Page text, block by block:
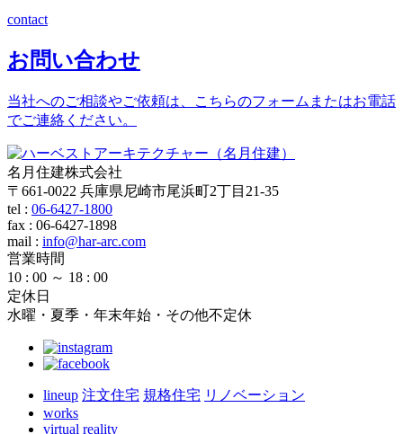
contact
お問い合わせ
当社へのご相談やご依頼は、こちらのフォームまたはお電話
でご連絡ください。
名月住建株式会社
〒661-0022 兵庫県尼崎市尾浜町2丁目21-35
tel : 06-6427-1800
fax : 06-6427-1898
mail : info@har-arc.com
営業時間
10 : 00 ～ 18 : 00
定休日
水曜・夏季・年末年始・その他不定休
lineup 注文住宅 規格住宅 リノベーション
works
virtual reality